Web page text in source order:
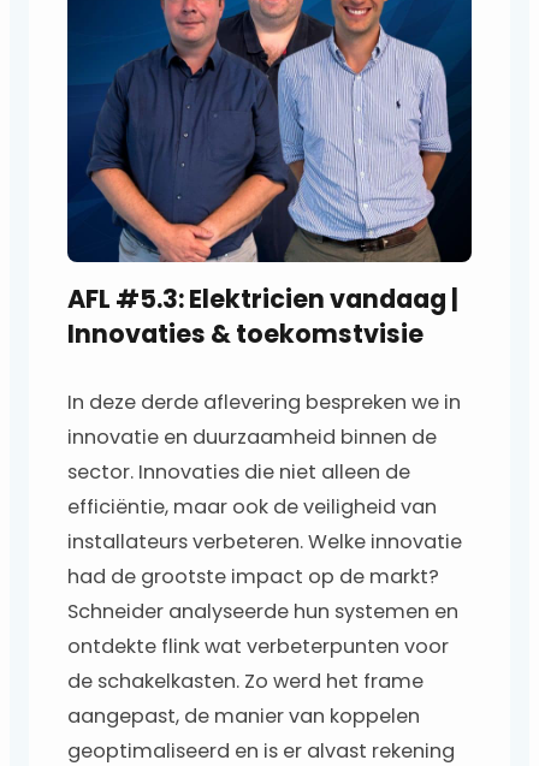
AFL #5.3: Elektricien vandaag |
Innovaties & toekomstvisie
In deze derde aflevering bespreken we in
innovatie en duurzaamheid binnen de
sector. Innovaties die niet alleen de
efficiëntie, maar ook de veiligheid van
installateurs verbeteren. Welke innovatie
had de grootste impact op de markt?
Schneider analyseerde hun systemen en
ontdekte flink wat verbeterpunten voor
de schakelkasten. Zo werd het frame
aangepast, de manier van koppelen
geoptimaliseerd en is er alvast rekening